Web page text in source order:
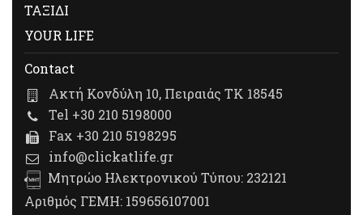
ΤΑΞΙΔΙ
YOUR LIFE
Contact
Ακτή Κονδύλη 10, Πειραιάς ΤΚ 18545
Tel +30 210 5198000
Fax +30 210 5198295
info@clickatlife.gr
Μητρώο Ηλεκτρονικού Τύπου: 232121
Αριθμός ΓΕΜΗ: 159656107001